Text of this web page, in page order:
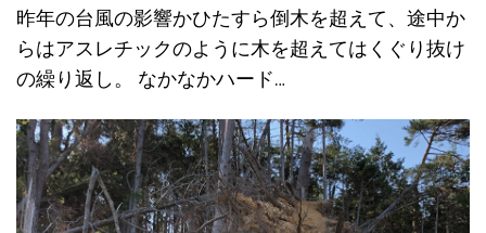
昨年の台風の影響かひたすら倒木を超えて、途中か
らはアスレチックのように木を超えてはくぐり抜け
の繰り返し。 なかなかハード…